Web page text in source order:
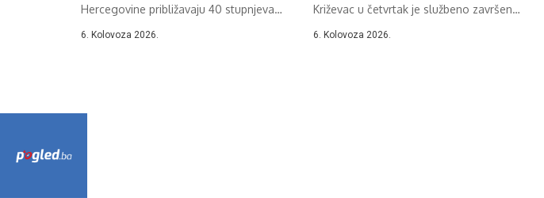
Hercegovine približavaju 40 stupnjeva
6. Kolovoza 2026.
Križevac u četvrtak je službeno završen
6. Kolovoza 2026.